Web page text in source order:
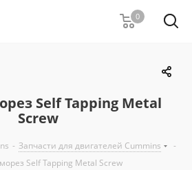
0
Self Tapping Metal
Screw
- Запчасти для двигателей Cummins
-
Self Tapping Metal Screw